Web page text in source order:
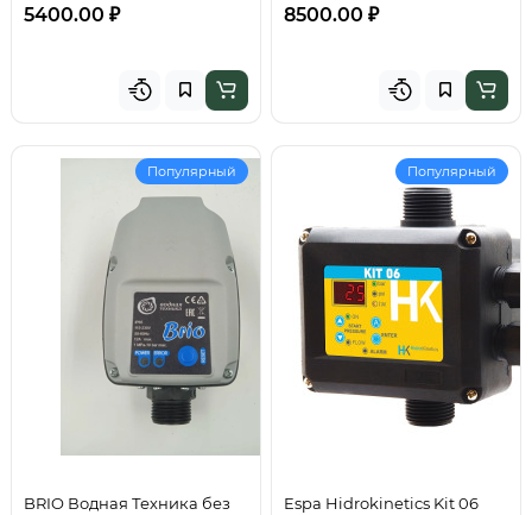
5400.00 ₽ 8500.00 ₽
Популярный
BRIO Водная Техника без
Популярный
Espa Hidrokinetics Kit 06